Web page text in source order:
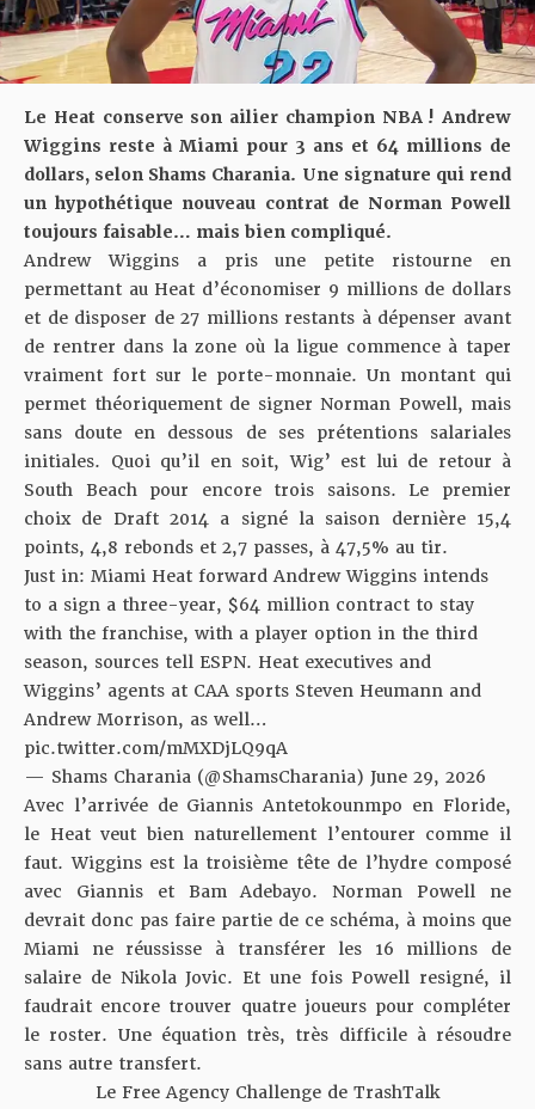
Le Heat conserve son ailier champion NBA ! Andrew
Wiggins reste à Miami pour 3 ans et 64 millions de
dollars, selon Shams Charania. Une signature qui rend
un hypothétique nouveau contrat de Norman Powell
toujours faisable… mais bien compliqué.
Andrew Wiggins a pris une petite ristourne en
permettant au Heat d’économiser 9 millions de dollars
et de disposer de 27 millions restants à dépenser avant
de rentrer dans la zone où la ligue commence à taper
vraiment fort sur le porte-monnaie. Un montant qui
permet théoriquement de signer Norman Powell, mais
sans doute en dessous de ses prétentions salariales
initiales. Quoi qu’il en soit, Wig’ est lui de retour à
South Beach pour encore trois saisons. Le premier
choix de Draft 2014 a signé la saison dernière 15,4
points, 4,8 rebonds et 2,7 passes, à 47,5% au tir.
Just in: Miami Heat forward Andrew Wiggins intends
to a sign a three-year, $64 million contract to stay
with the franchise, with a player option in the third
season, sources tell ESPN. Heat executives and
Wiggins’ agents at CAA sports Steven Heumann and
Andrew Morrison, as well…
pic.twitter.com/mMXDjLQ9qA
— Shams Charania (@ShamsCharania) June 29, 2026
Avec l’arrivée de Giannis Antetokounmpo en Floride,
le Heat veut bien naturellement l’entourer comme il
faut. Wiggins est la troisième tête de l’hydre composé
avec Giannis et Bam Adebayo. Norman Powell ne
devrait donc pas faire partie de ce schéma, à moins que
Miami ne réussisse à transférer les 16 millions de
salaire de Nikola Jovic. Et une fois Powell resigné, il
faudrait encore trouver quatre joueurs pour compléter
le roster. Une équation très, très difficile à résoudre
sans autre transfert.
Le Free Agency Challenge de TrashTalk